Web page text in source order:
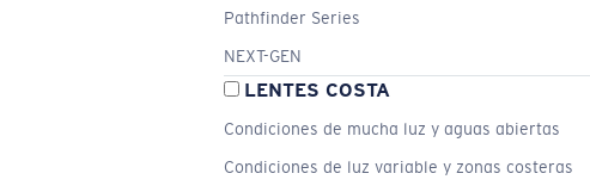
Pathfinder Series
NEXT-GEN
LENTES COSTA
Condiciones de mucha luz y aguas abiertas
Condiciones de luz variable y zonas costeras